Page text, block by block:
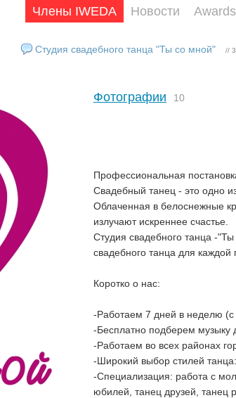
Члены IWEDA Новости Awards
Студия свадебного танца "Ты со мной" //
Фотографии 10
Профессиональная
Свадебный танец - это одно
Облаченная в белоснежные
излучают искреннее счастье.
Студия свадебного танца -
свадебного танца для каждой
Коротко о нас:
-Работаем 7 дней в неделю
-Бесплатно подберем музыку
-Работаем во всех районах
-Широкий выбор стилей
-Специализация: работа с
юбилей, танец друзей, танец